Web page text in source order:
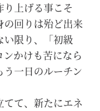
上げる事こそ
の回りは殆ど出来
い限り、「初級
かけも苦になら
一日のルーチン
てて、新たにエネ